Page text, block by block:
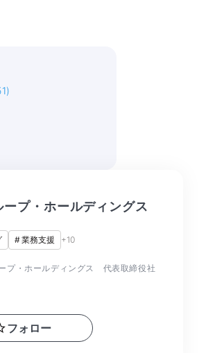
プ・ホールディングス
#業務支援 +10
プ・ホールディングス 代表取締役社
フォロー